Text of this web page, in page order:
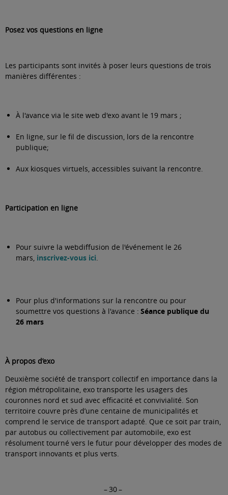
Posez vos questions en ligne
Les participants sont invités à poser leurs questions de trois
manières différentes :
À l'avance via le site web d'exo avant le 19 mars ;
En ligne, sur le fil de discussion, lors de la rencontre
publique;
Aux kiosques virtuels, accessibles suivant la rencontre.
Participation en ligne
Pour suivre la webdiffusion de l'événement le 26
mars, inscrivez-vous ici.
Pour plus d'informations sur la rencontre ou pour
soumettre vos questions à l'avance : Séance publique du
26 mars
À propos d’exo
Deuxième société de transport collectif en importance dans la
région métropolitaine, exo transporte les usagers des
couronnes nord et sud avec efficacité et convivialité. Son
territoire couvre près d’une centaine de municipalités et
comprend le service de transport adapté. Que ce soit par train,
par autobus ou collectivement par automobile, exo est
résolument tourné vers le futur pour développer des modes de
transport innovants et plus verts.
– 30 –